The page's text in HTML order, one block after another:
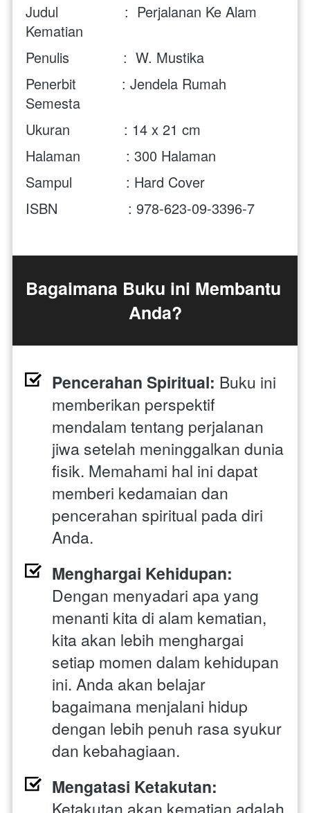
Judul                :  Perjalanan Ke Alam
Kematian
Penulis             :  W. Mustika
Penerbit           : Jendela Rumah
Semesta
Ukuran             : 14 x 21 cm
Halaman           : 300 Halaman
Sampul             : Hard Cover
ISBN                 : 978-623-09-3396-7
Bagaimana Buku ini Membantu
Anda?
Pencerahan Spiritual: Buku ini
memberikan perspektif
mendalam tentang perjalanan
jiwa setelah meninggalkan dunia
fisik. Memahami hal ini dapat
memberi kedamaian dan
pencerahan spiritual pada diri
Anda.
Menghargai Kehidupan:
Dengan menyadari apa yang
menanti kita di alam kematian,
kita akan lebih menghargai
setiap momen dalam kehidupan
ini. Anda akan belajar
bagaimana menjalani hidup
dengan lebih penuh rasa syukur
dan kebahagiaan.
Mengatasi Ketakutan:
Ketakutan akan kematian adalah